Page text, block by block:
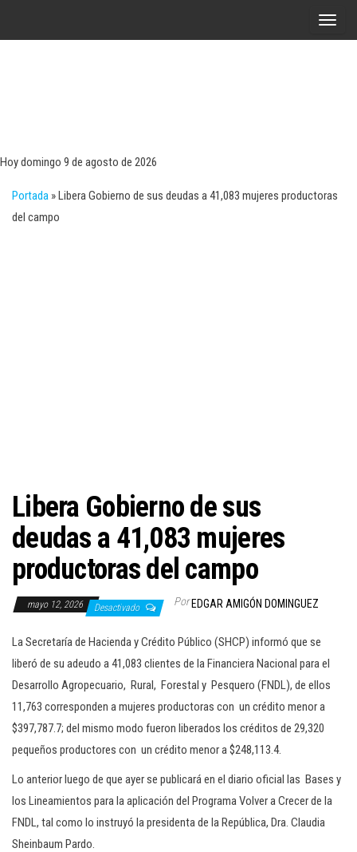
A
l
Hoy domingo 9 de agosto de 2026
Portada »Libera Gobierno de sus deudas a 41,083 mujeres productoras
del campo
Libera Gobierno de sus
deudas a 41,083 mujeres
productoras del campo
mayo 12, 2026 Desactivado Por EDGAR AMIGÓN DOMINGUEZ
La Secretaría de Hacienda y Crédito Público (SHCP) informó que se
liberó de su adeudo a 41,083 clientes de la Financiera Nacional para el
Desarrollo Agropecuario, Rural, Forestal y Pesquero (FNDL), de ellos
11,763 corresponden a mujeres productoras con un crédito menor a
$397,787.7; del mismo modo fueron liberados los créditos de 29,320
pequeños productores con un crédito menor a $248,113.4.
Lo anterior luego de que ayer se publicará en el diario oficial las Bases y
los Lineamientos para la aplicación del Programa Volver a Crecer de la
FNDL, tal como lo instruyó la presidenta de la República, Dra. Claudia
Sheinbaum Pardo.